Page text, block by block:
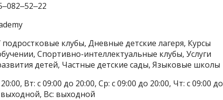
клубы, Дневные детские лагеря, Курсы
Спортивно-интеллектуальные клубы, Услуги
детей, Частные детские сады, Языковые школы
Вт: с 09:00 до 20:00, Ср: с 09:00 до 20:00, Чт: с 09:00 до
выходной, Вс: выходной